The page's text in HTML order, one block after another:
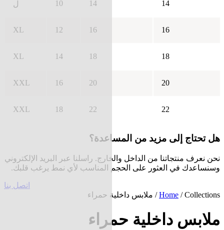
ل 10 14 14
XL 12 16 16
XL 14 18 18
XXL 16 20 20
XXL 18 22 22
هل تحتاج إلى مزيد من المساعدة؟
نحن نعرف منتجاتنا من الداخل والخارج. راسلنا عبر البريد الإلكتروني
وسنساعدك في العثور على الحجم المناسب لأي نمط يرغب قلبك.
اتصل بنا
Home / Collections / ملابس داخلية حمراء
ملابس داخلية حمراء